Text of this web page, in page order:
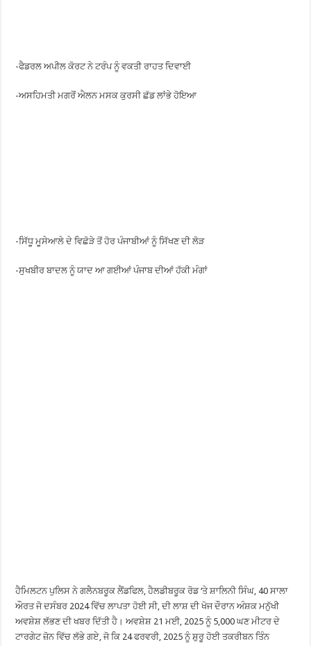
-ਫੈਡਰਲ ਅਪੀਲ ਕੋਰਟ ਨੇ ਟਰੰਪ ਨੂੰ ਵਕਤੀ ਰਾਹਤ ਦਿਵਾਈ
-ਅਸਹਿਮਤੀ ਮਗਰੋਂ ਐਲਨ ਮਸਕ ਕੁਰਸੀ ਛੱਡ ਲਾਂਭੇ ਹੋਇਆ
-ਸਿੱਧੂ ਮੂਸੇਆਲੇ ਦੇ ਵਿਛੋੜੇ ਤੋਂ ਹੋਰ ਪੰਜਾਬੀਆਂ ਨੂੰ ਸਿੱਖਣ ਦੀ ਲੋੜ
-ਸੁਖਬੀਰ ਬਾਦਲ ਨੂੰ ਯਾਦ ਆ ਗਈਆਂ ਪੰਜਾਬ ਦੀਆਂ ਹੱਕੀ ਮੰਗਾਂ
ਹੈਮਿਲਟਨ ਪੁਲਿਸ ਨੇ ਗਲੈਨਬਰੂਕ ਲੈਂਡਫਿਲ, ਹੈਲਡੀਬਰੂਕ ਰੋਡ ‘ਤੇ ਸ਼ਾਲਿਨੀ ਸਿੰਘ, 40 ਸਾਲਾ
ਔਰਤ ਜੋ ਦਸੰਬਰ 2024 ਵਿੱਚ ਲਾਪਤਾ ਹੋਈ ਸੀ, ਦੀ ਲਾਸ਼ ਦੀ ਖੋਜ ਦੌਰਾਨ ਅੰਸ਼ਕ ਮਨੁੱਖੀ
ਅਵਸ਼ੇਸ਼ ਲੱਭਣ ਦੀ ਖਬਰ ਦਿੱਤੀ ਹੈ। ਅਵਸ਼ੇਸ਼ 21 ਮਈ, 2025 ਨੂੰ 5,000 ਘਣ ਮੀਟਰ ਦੇ
ਟਾਰਗੇਟ ਜ਼ੋਨ ਵਿੱਚ ਲੱਭੇ ਗਏ, ਜੋ ਕਿ 24 ਫਰਵਰੀ, 2025 ਨੂੰ ਸ਼ੁਰੂ ਹੋਈ ਤਕਰੀਬਨ ਤਿੰਨ